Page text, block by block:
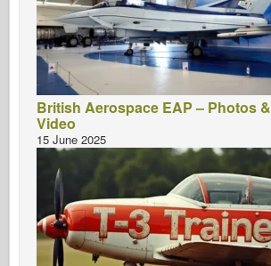
British Aerospace EAP – Photos &
Video
15 June 2025